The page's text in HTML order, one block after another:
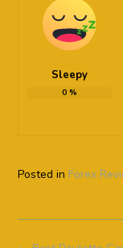
Sleepy
0 %
Posted in Forex